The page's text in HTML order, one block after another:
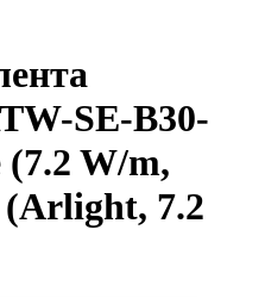
SE-B30-
(7.2 W/m,
(Arlight, 7.2